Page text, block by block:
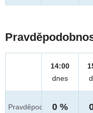
Pravděpod.
14:00
dnes
0 %